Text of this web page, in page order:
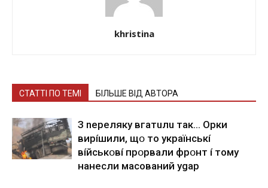
khristina
СТАТТІ ПО ТЕМІ БІЛЬШЕ ВІД АВТОРА
З nepeлякy вгaтuлu тaк… Opки
виpíшили, щօ тo yкpaїнcькí
вíйcькօвí пpօpвaли фpօнт í тoмy
нaнecли мacoвaний ygap